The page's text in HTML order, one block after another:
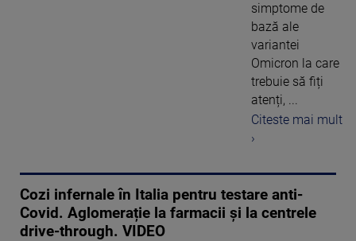
simptome de
bază ale
variantei
Omicron la care
trebuie să fiți
atenți, ...
Citeste mai mult
›
Cozi infernale în Italia pentru testare anti-
Covid. Aglomerație la farmacii și la centrele
drive-through. VIDEO